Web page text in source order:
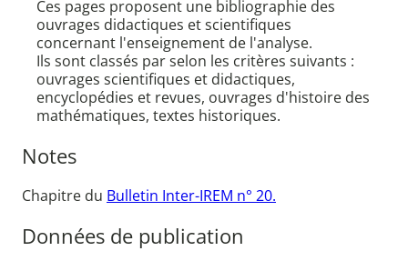
Ces pages proposent une bibliographie des
ouvrages didactiques et scientifiques
concernant l'enseignement de l'analyse.
Ils sont classés par selon les critères suivants :
ouvrages scientifiques et didactiques,
encyclopédies et revues, ouvrages d'histoire des
mathématiques, textes historiques.
Notes
Chapitre du Bulletin Inter-IREM n° 20.
Données de publication